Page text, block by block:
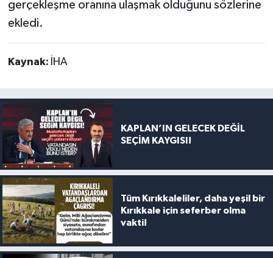
gerçekleşme oranına ulaşmak olduğunu sözlerine
ekledi.
Kaynak: İHA
KAPLAN’IN GELECEK DEĞİL
SEÇİM KAYGISI!
Tüm Kırıkkaleliler, daha yeşil bir
Kırıkkale için seferber olma
vakti!